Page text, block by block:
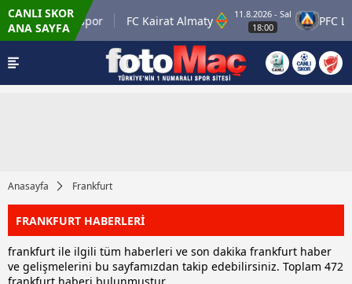
CANLI SKOR
ANA SAYFA
Petrolspor FC Kairat Almaty
11.8.2026 - Sal
PFC
Anasayfa Frankfurt
FRANKFURT HABERLERİ
frankfurt ile ilgili tüm haberleri ve son dakika frankfurt haber
ve gelişmelerini bu sayfamızdan takip edebilirsiniz. Toplam 472